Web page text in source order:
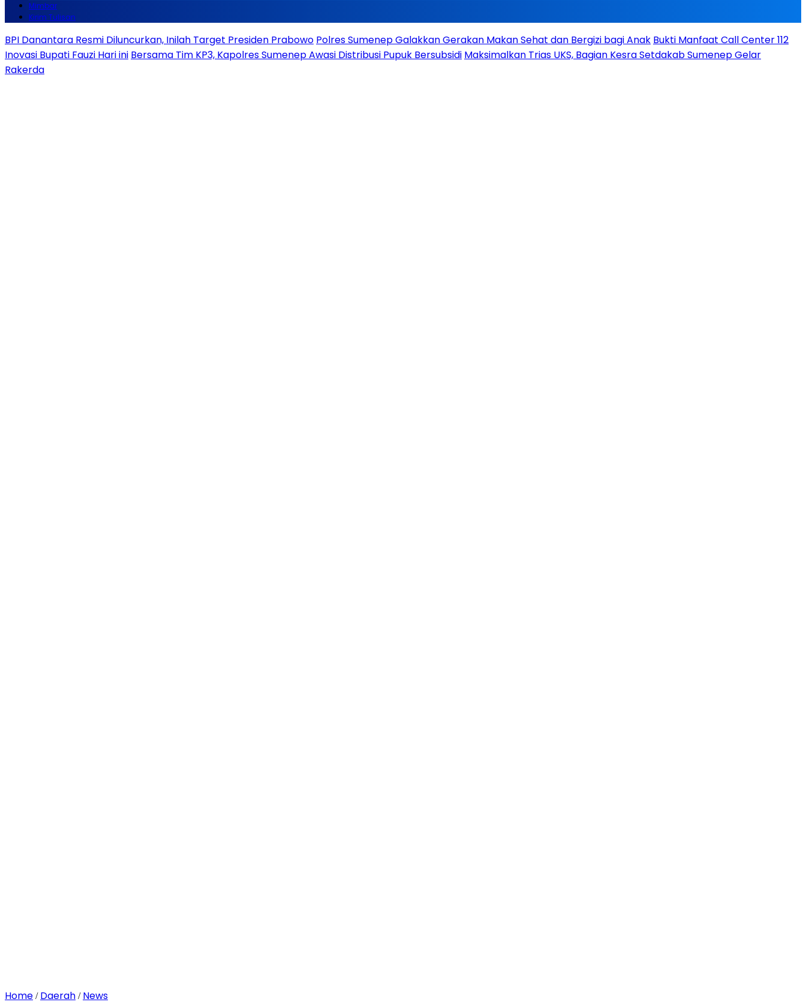
Mimbar
Kirim Tulisan
BPI Danantara Resmi Diluncurkan, Inilah Target Presiden Prabowo Polres Sumenep Galakkan Gerakan Makan Sehat dan Bergizi bagi Anak Bukti Manfaat Call Center 112
Inovasi Bupati Fauzi Hari ini Bersama Tim KP3, Kapolres Sumenep Awasi Distribusi Pupuk Bersubsidi Maksimalkan Trias UKS, Bagian Kesra Setdakab Sumenep Gelar
Rakerda
Home / Daerah / News